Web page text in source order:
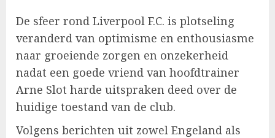
De sfeer rond Liverpool F.C. is plotseling
veranderd van optimisme en enthousiasme
naar groeiende zorgen en onzekerheid
nadat een goede vriend van hoofdtrainer
Arne Slot harde uitspraken deed over de
huidige toestand van de club.
Volgens berichten uit zowel Engeland als